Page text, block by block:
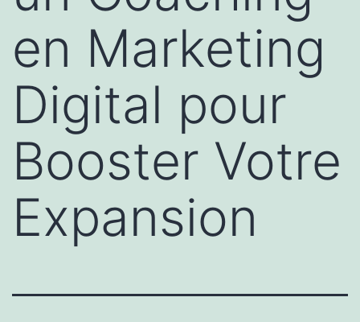
en Marketing
Digital pour
Booster Votre
Expansion